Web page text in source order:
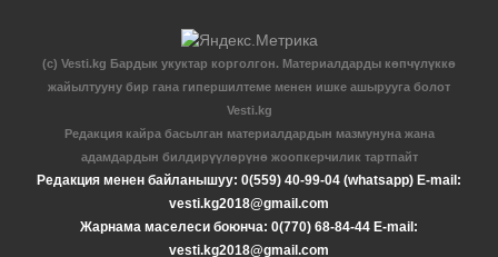
(c) Vesti.kg Бардык укуктар корголгон. Материалдарды көпчүлүккө
жайылтууну бир гана гипершилтеме менен ишке ашырууга болот
Vesti.kg
Редакция кайра басылган материалдардын мазмунуна жана
адамдардын билдирүүлөрүнө жоопкерчилик тартпайт
Редакция менен байланышуу: 0(559) 40-99-04 (whatsapp) E-mail:
vesti.kg2018@gmail.com
Жарнама маселеси боюнча: 0(770) 68-84-44 E-mail:
vesti.kg2018@gmail.com